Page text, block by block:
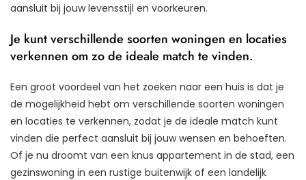
aansluit bij jouw levensstijl en voorkeuren.
Je kunt verschillende soorten woningen en locaties
verkennen om zo de ideale match te vinden.
Een groot voordeel van het zoeken naar een huis is dat je
de mogelijkheid hebt om verschillende soorten woningen
en locaties te verkennen, zodat je de ideale match kunt
vinden die perfect aansluit bij jouw wensen en behoeften.
Of je nu droomt van een knus appartement in de stad, een
gezinswoning in een rustige buitenwijk of een landelijk